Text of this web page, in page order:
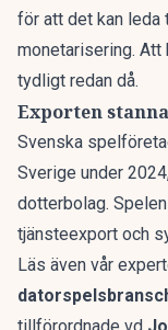
för att det kan leda
monetarisering. Att
tydligt redan då.
Exporten
Svenska
Sverige under
dotterbolag.
tjänsteexport och
Läs även vår